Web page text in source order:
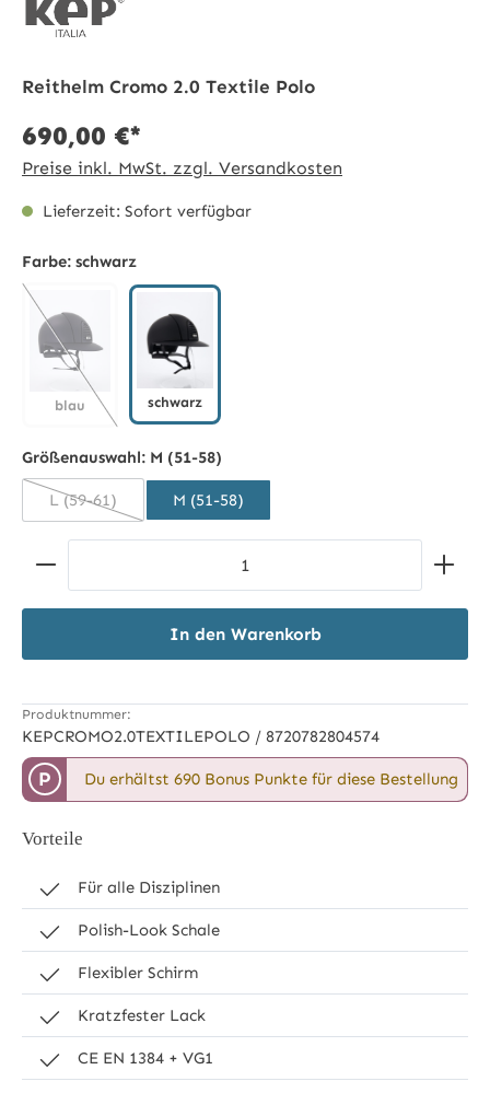
Reithelm Cromo 2.0 Textile Polo
690,00 €*
Preise inkl. MwSt. zzgl. Versandkosten
Lieferzeit: Sofort verfügbar
Farbe: schwarz
blau schwarz
Größenauswahl: M (51-58)
L (59-61)
(Diese Option ist zurzeit nicht verfügbar.)
M (51-58)
Produkt Anzahl: Gib den gewünschten Wert ein
In den Warenkorb
Produktnummer:
KEPCROMO2.0TEXTILEPOLO / 8720782804574
P Du erhältst 690 Bonus Punkte für diese Bestellung
Vorteile
Für alle Disziplinen
Polish-Look Schale
Flexibler Schirm
Kratzfester Lack
CE EN 1384 + VG1